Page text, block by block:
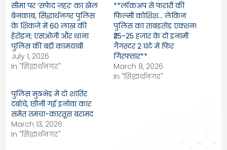
सीमा पर ‘सफेद ज़हर’ का खेल
बेनकाब, सिद्धार्थनगर पुलिस
के शिकंजे में 60 लाख की
हेरोइन; एसओजी और थाना
पुलिस की बड़ी कामयाबी
July 1, 2026
In "सिद्धार्थनगर"
**लॉकअप से फरारी की
फिल्मी कोशिश… लेकिन
पुलिस का ताबड़तोड़ एक्शन!
₹25-25 हजार के दो इनामी
गैंगस्टर 2 घंटे में फिर
गिरफ्तार**
March 8, 2026
In "सिद्धार्थनगर"
पुलिस मुठभेड़ में दो शातिर
दबोचे, छीनी गई इनोवा कार
समेत तमंचा-कारतूस बरामद
March 13, 2026
In "सिद्धार्थनगर"